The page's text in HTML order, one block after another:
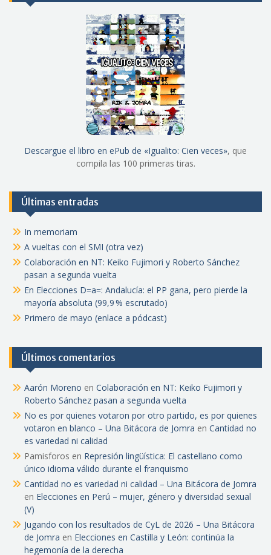
Descargue el libro en ePub de «Igualito: Cien veces», que
compila las 100 primeras tiras.
Últimas entradas
In memoriam
A vueltas con el SMI (otra vez)
Colaboración en NT: Keiko Fujimori y Roberto Sánchez
pasan a segunda vuelta
En Elecciones D=a=: Andalucía: el PP gana, pero pierde la
mayoría absoluta (99,9 % escrutado)
Primero de mayo (enlace a pódcast)
Últimos comentarios
Aarón Moreno en Colaboración en NT: Keiko Fujimori y
Roberto Sánchez pasan a segunda vuelta
No es por quienes votaron por otro partido, es por quienes
votaron en blanco – Una Bitácora de Jomra en Cantidad no
es variedad ni calidad
Pamisforos en Represión lingüística: El castellano como
único idioma válido durante el franquismo
Cantidad no es variedad ni calidad – Una Bitácora de Jomra
en Elecciones en Perú – mujer, género y diversidad sexual
(V)
Jugando con los resultados de CyL de 2026 – Una Bitácora
de Jomra en Elecciones en Castilla y León: continúa la
hegemonía de la derecha